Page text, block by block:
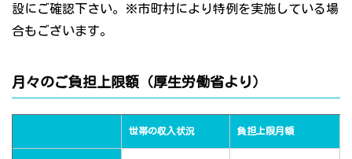
設にご確認下さい。※市町村により特例を実施している場
合もございます。
月々のご負担上限額（厚生労働省より）
世帯の収入状況 負担上限月額